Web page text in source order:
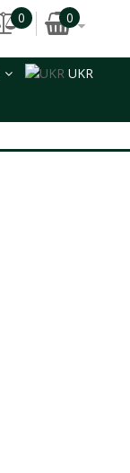
0 0
UKR